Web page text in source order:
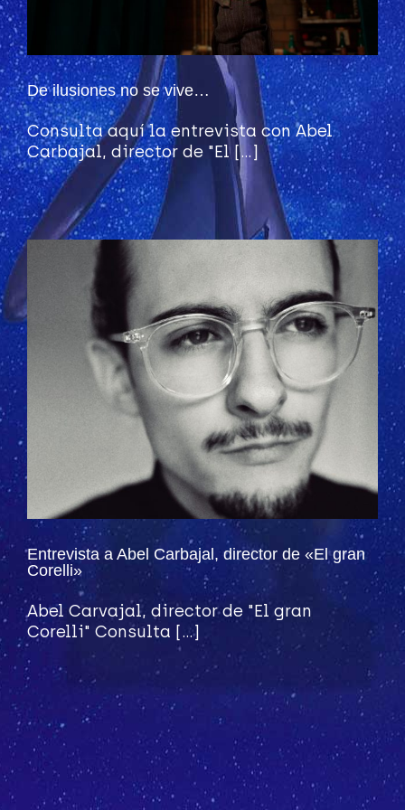
De ilusiones no se vive…
Consulta aquí la entrevista con Abel
Carbajal, director de "El [...]
Entrevista a Abel Carbajal, director de «El gran
Corelli»
Abel Carvajal, director de "El gran
Corelli" Consulta [...]